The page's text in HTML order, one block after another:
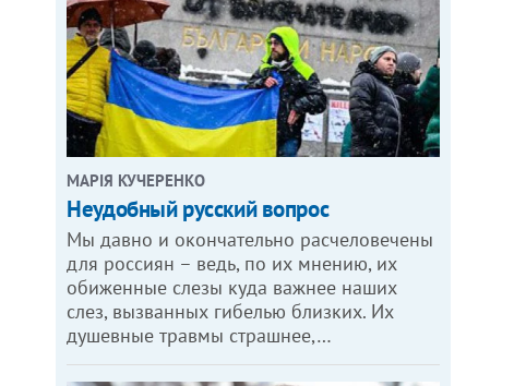
МАРІЯ КУЧЕРЕНКО
​Неудобный русский вопрос
Мы давно и окончательно расчеловечены
для россиян – ведь, по их мнению, их
обиженные слезы куда важнее наших
слез, вызванных гибелью близких. Их
душевные травмы страшнее,…